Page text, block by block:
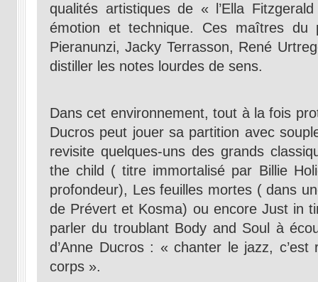
qualités artistiques de « l’Ella
émotion et technique. Ces maîtres du
Pieranunzi, Jacky Terrasson, René
distiller les notes lourdes de sens.
Dans cet environnement, tout à la fois
Ducros peut jouer sa partition avec
revisite quelques-uns des grands
the child ( titre immortalisé par Billie
profondeur), Les feuilles mortes ( dans
de Prévert et Kosma) ou encore Just in
parler du troublant Body and Soul à
d’Anne Ducros : « chanter le jazz,
corps ».